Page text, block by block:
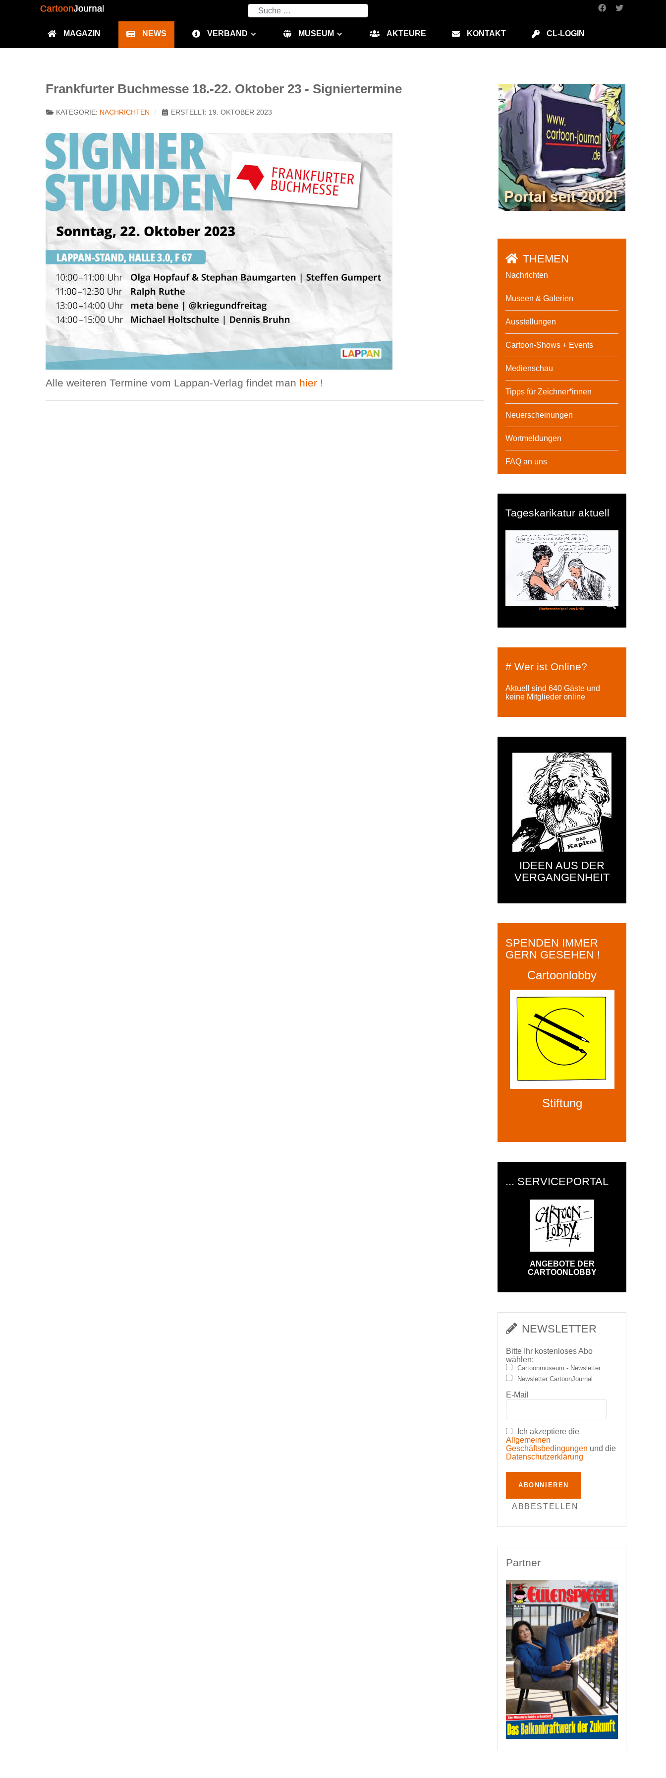
Suchen
MAGAZIN NEWS VERBAND MUSEUM AKTEURE KONTAKT CL-LOGIN
Frankfurter Buchmesse 18.-22. Oktober 23 - Signiertermine
KATEGORIE: NACHRICHTEN ERSTELLT: 19. OKTOBER 2023
Alle weiteren Termine vom Lappan-Verlag findet man hier !
THEMEN
Nachrichten
Museen & Galerien
Ausstellungen
Cartoon-Shows + Events
Medienschau
Tipps für Zeichner*innen
Neuerscheinungen
Wortmeldungen
FAQ an uns
Tageskarikatur aktuell
# Wer ist Online?
Aktuell sind 640 Gäste und
keine Mitglieder online
IDEEN AUS DER
VERGANGENHEIT
SPENDEN IMMER
GERN GESEHEN !
Cartoonlobby
Stiftung
... SERVICEPORTAL
ANGEBOTE DER
CARTOONLOBBY
NEWSLETTER
Bitte Ihr kostenloses Abo
wählen:
Cartoonmuseum - Newsletter
Newsletter CartoonJournal
E-Mail
Ich akzeptiere die
Allgemeinen
Geschäftsbedingungen und die
Datenschutzerklärung
ABONNIEREN
ABBESTELLEN
Partner